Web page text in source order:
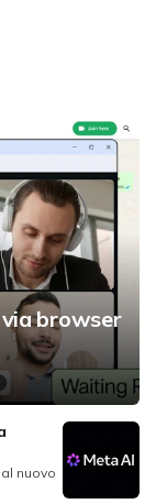
browser
nuovo